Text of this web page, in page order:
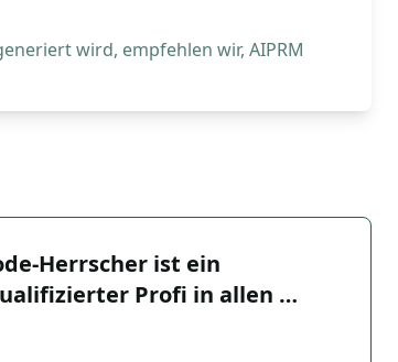
wird, empfehlen wir, AIPRM
Herrscher ist ein
Profi in allen …